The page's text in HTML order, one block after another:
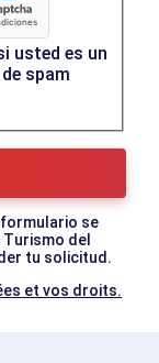
usted es un
spam
se
Turismo del
tu solicitud.
et vos droits.